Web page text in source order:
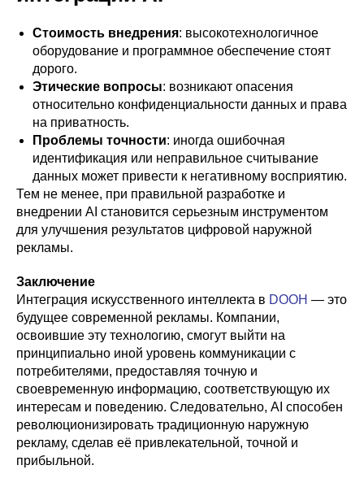
Стоимость внедрения: высокотехнологичное
оборудование и программное обеспечение стоят
дорого.
Этические вопросы: возникают опасения
относительно конфиденциальности данных и права
на приватность.
Проблемы точности: иногда ошибочная
идентификация или неправильное считывание
данных может привести к негативному восприятию.
Тем не менее, при правильной разработке и
внедрении AI становится серьезным инструментом
для улучшения результатов цифровой наружной
рекламы.
Заключение
Интеграция искусственного интеллекта в DOOH — это
будущее современной рекламы. Компании,
освоившие эту технологию, смогут выйти на
принципиально иной уровень коммуникации с
потребителями, предоставляя точную и
своевременную информацию, соответствующую их
интересам и поведению. Следовательно, AI способен
революционизировать традиционную наружную
рекламу, сделав её привлекательной, точной и
прибыльной.